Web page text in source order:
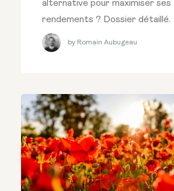
alternative pour maximiser ses
rendements ? Dossier détaillé.
by Romain Aubugeau